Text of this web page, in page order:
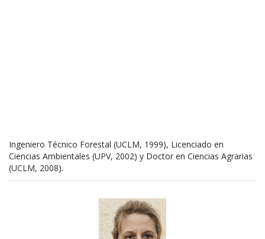
Ingeniero Técnico Forestal (UCLM, 1999), Licenciado en
Ciencias Ambientales (UPV, 2002) y Doctor en Ciencias Agrarias
(UCLM, 2008).